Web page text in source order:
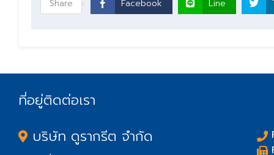
Share Facebook Line
ที่อยู่ติดต่อเรา
บริษัท ดูรากรีต จำกัด